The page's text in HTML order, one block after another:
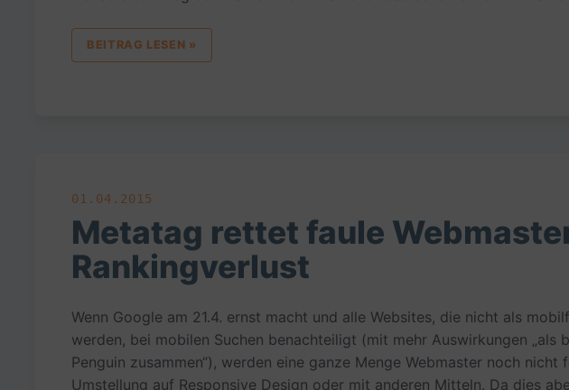
BEITRAG LESEN »
01.04.2015
Metatag rettet faule
Rankingverlust
Wenn Google am 21.4. ernst macht und alle Websites, die nicht als
werden, bei mobilen Suchen benachteiligt (mit mehr Auswirkungen „als
Penguin zusammen“), werden eine ganze Menge Webmaster noch
Umstellung auf Responsive Design oder mit anderen Mitteln. Da dies